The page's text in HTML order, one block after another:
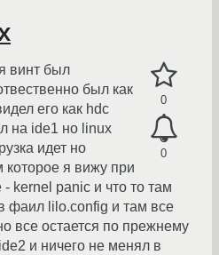
0
0
винт был
был как
его как hdc
на ide1 но linux
идет но
я вижу при
- kernel panic и что то там
фаил lilo.config и там все
все остается по прежнему
и ничего не менял в